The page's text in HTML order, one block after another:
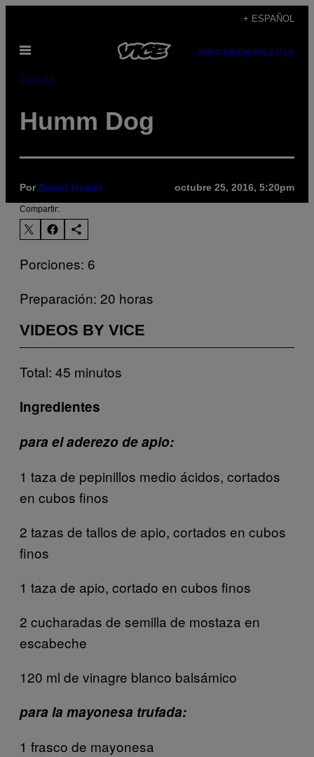
contenido
+ ESPAÑOL
Abrir
SUBSCRIBENEWSLETTER
Comida
Humm Dog
Por Daniel Humm octubre 25, 2016, 5:20pm
Compartir:
Porciones: 6
Preparación: 20 horas
VIDEOS BY VICE
Total: 45 minutos
Ingredientes
para el aderezo de apio:
1 taza de pepinillos medio ácidos, cortados
en cubos finos
2 tazas de tallos de apio, cortados en cubos
finos
1 taza de apio, cortado en cubos finos
2 cucharadas de semilla de mostaza en
escabeche
120 ml de vinagre blanco balsámico
para la mayonesa trufada:
1 frasco de mayonesa